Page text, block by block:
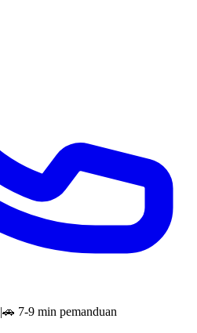
|🚗 7-9 min pemanduan